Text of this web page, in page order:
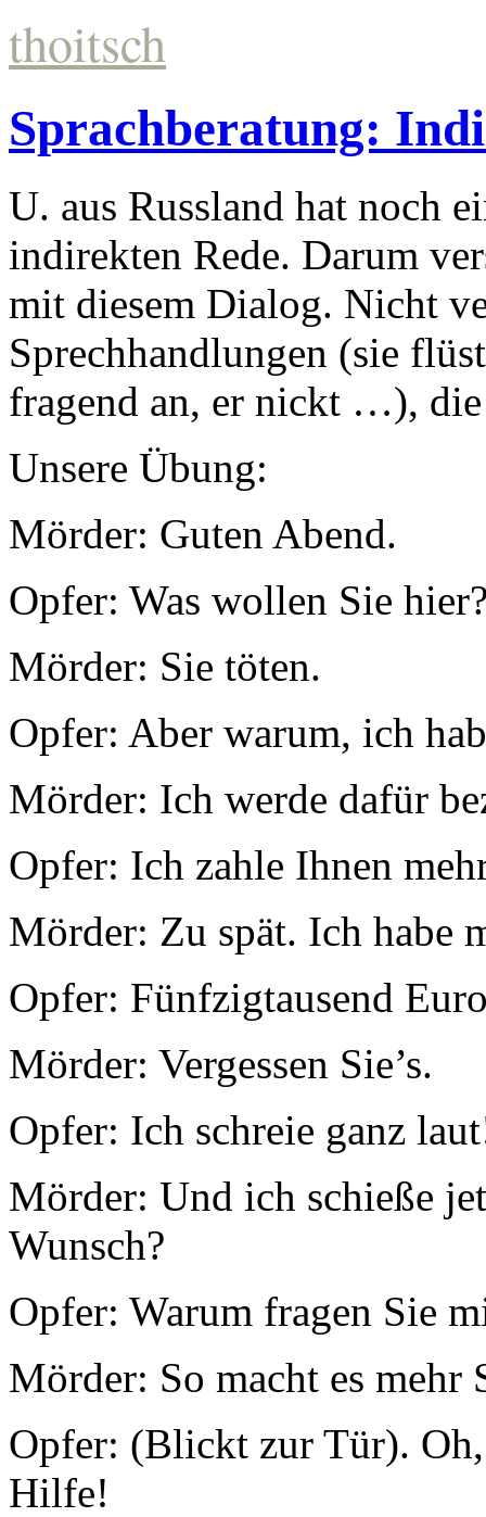
thoitsch
Sprachberatung:
U. aus Russland hat noch
indirekten Rede. Darum
mit diesem Dialog. Nicht
Sprechhandlungen (sie
fragend an, er nickt …),
Unsere Übung:
Mörder: Guten Abend.
Opfer: Was wollen Sie
Mörder: Sie töten.
Opfer: Aber warum, ich
Mörder: Ich werde dafür
Opfer: Ich zahle Ihnen
Mörder: Zu spät. Ich habe
Opfer: Fünfzigtausend
Mörder: Vergessen Sie’s.
Opfer: Ich schreie ganz
Mörder: Und ich schieße
Wunsch?
Opfer: Warum fragen Sie
Mörder: So macht es mehr
Opfer: (Blickt zur Tür).
Hilfe!